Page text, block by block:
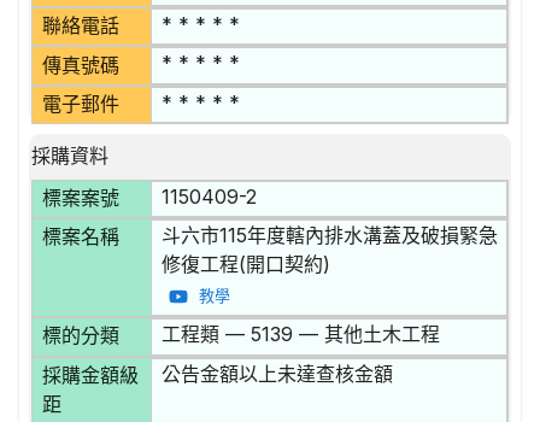
聯絡電話 * * * * *
傳真號碼 * * * * *
電子郵件 * * * * *
採購資料
標案案號
1150409-2
標案名稱
斗六市115年度轄內排水溝蓋及破損緊急
修復工程(開口契約)
教學
標的分類 工程類 — 5139 — 其他土木工程
採購金額級
距
公告金額以上未達查核金額